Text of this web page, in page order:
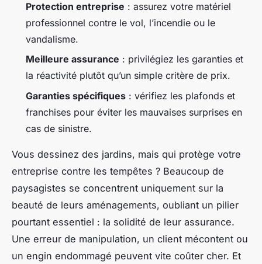
Protection entreprise : assurez votre matériel
professionnel contre le vol, l’incendie ou le
vandalisme.
Meilleure assurance : privilégiez les garanties et
la réactivité plutôt qu’un simple critère de prix.
Garanties spécifiques : vérifiez les plafonds et
franchises pour éviter les mauvaises surprises en
cas de sinistre.
Vous dessinez des jardins, mais qui protège votre
entreprise contre les tempêtes ? Beaucoup de
paysagistes se concentrent uniquement sur la
beauté de leurs aménagements, oubliant un pilier
pourtant essentiel : la solidité de leur assurance.
Une erreur de manipulation, un client mécontent ou
un engin endommagé peuvent vite coûter cher. Et